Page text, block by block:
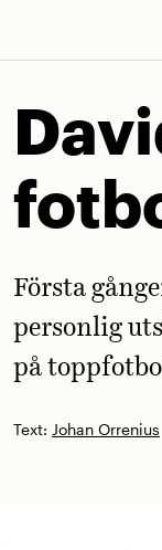
Text: Johan Orrenius
Första
personlig
på